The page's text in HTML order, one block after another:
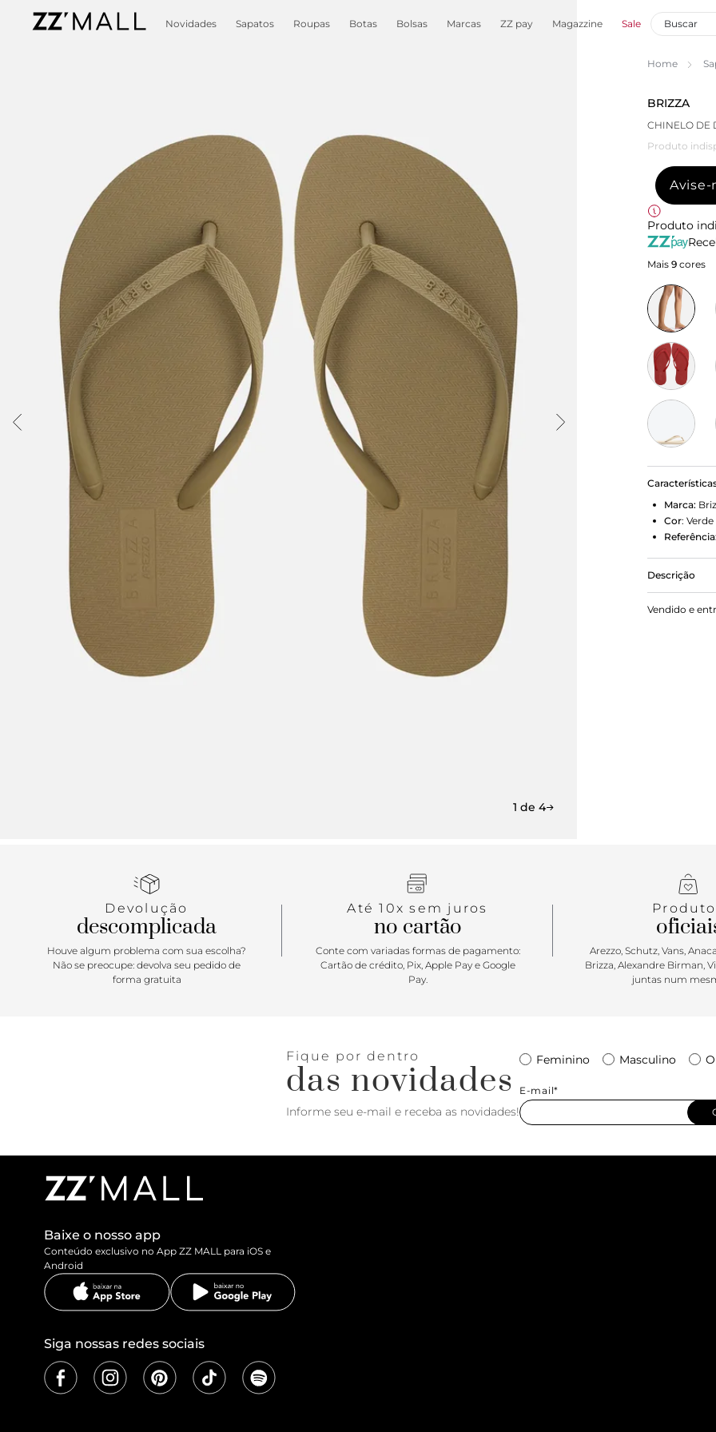
Novidades Sapatos Roupas Botas Bolsas Marcas ZZ pay Magazzine Sale
1 de 4
Home
BRIZZA
CHINELO DE
Produto
Avise-
Produto
Mais 9 cores
Marca:
Cor: Verde
Referência:
Descrição
Chinelo de
Vendido e
Devolução
descomplicada
Houve algum problema com sua escolha?
Não se preocupe: devolva seu pedido de
forma gratuita
Até 10x sem juros
no cartão
Conte com variadas formas de pagamento:
Cartão de crédito, Pix, Apple Pay e Google
Pay.
Arezzo, Schutz, Vans,
Brizza, Alexandre Birman,
juntas num
Fique por dentro
das novidades
Informe seu e-mail e receba as novidades!
Feminino Masculino
E-mail*
Baixe o nosso app
Conteúdo exclusivo no App ZZ MALL para iOS e
Android
Siga nossas redes sociais